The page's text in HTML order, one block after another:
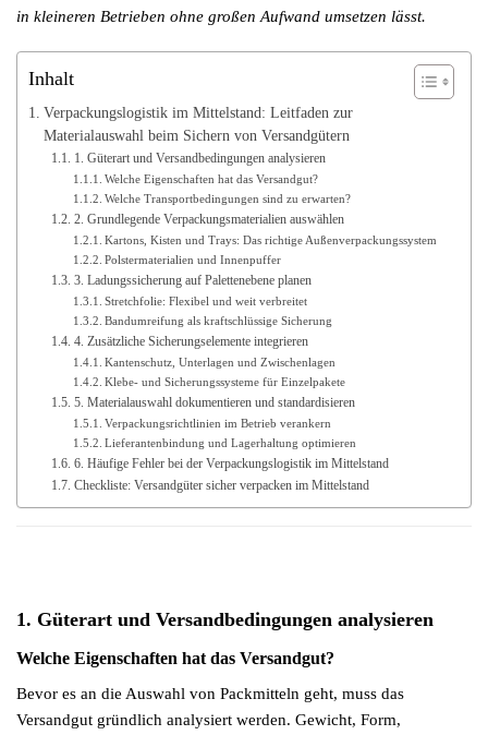
in kleineren Betrieben ohne großen Aufwand umsetzen lässt.
Inhalt
Verpackungslogistik im Mittelstand: Leitfaden zur
Materialauswahl beim Sichern von Versandgütern
1. Güterart und Versandbedingungen analysieren
Welche Eigenschaften hat das Versandgut?
Welche Transportbedingungen sind zu erwarten?
2. Grundlegende Verpackungsmaterialien auswählen
Kartons, Kisten und Trays: Das richtige Außenverpackungssystem
Polstermaterialien und Innenpuffer
3. Ladungssicherung auf Palettenebene planen
Stretchfolie: Flexibel und weit verbreitet
Bandumreifung als kraftschlüssige Sicherung
4. Zusätzliche Sicherungselemente integrieren
Kantenschutz, Unterlagen und Zwischenlagen
Klebe- und Sicherungssysteme für Einzelpakete
5. Materialauswahl dokumentieren und standardisieren
Verpackungsrichtlinien im Betrieb verankern
Lieferantenbindung und Lagerhaltung optimieren
6. Häufige Fehler bei der Verpackungslogistik im Mittelstand
Checkliste: Versandgüter sicher verpacken im Mittelstand
1. Güterart und Versandbedingungen analysieren
Welche Eigenschaften hat das Versandgut?
Bevor es an die Auswahl von Packmitteln geht, muss das
Versandgut gründlich analysiert werden. Gewicht, Form,